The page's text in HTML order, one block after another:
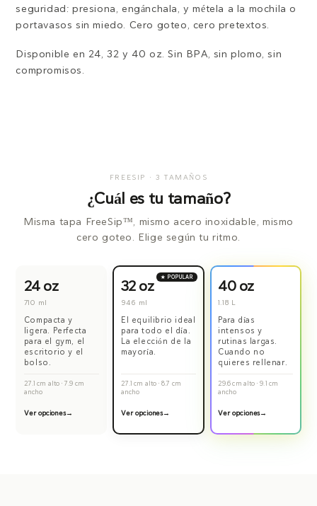
seguridad: presiona, engánchala, y métela a la mochila o
portavasos sin miedo. Cero goteo, cero pretextos.
Disponible en 24, 32 y 40 oz. Sin BPA, sin plomo, sin
compromisos.
FREESIP · 3 TAMAÑOS
¿Cuál es tu tamaño?
Misma tapa FreeSip™, mismo acero inoxidable, mismo
cero goteo. Elige según tu ritmo.
24 oz
710 ml
Compacta y
ligera. Perfecta
para el gym, el
escritorio y el
bolso.
27.1 cm alto · 7.9 cm
ancho
Ver opciones
★ POPULAR
32 oz
946 ml
El equilibrio ideal
para todo el día.
La elección de la
mayoría.
27.1 cm alto · 8.7 cm
ancho
Ver opciones
40 oz
1.18 L
Para días
intensos y
rutinas largas.
Cuando no
quieres rellenar.
29.6 cm alto · 9.1 cm
ancho
Ver opciones